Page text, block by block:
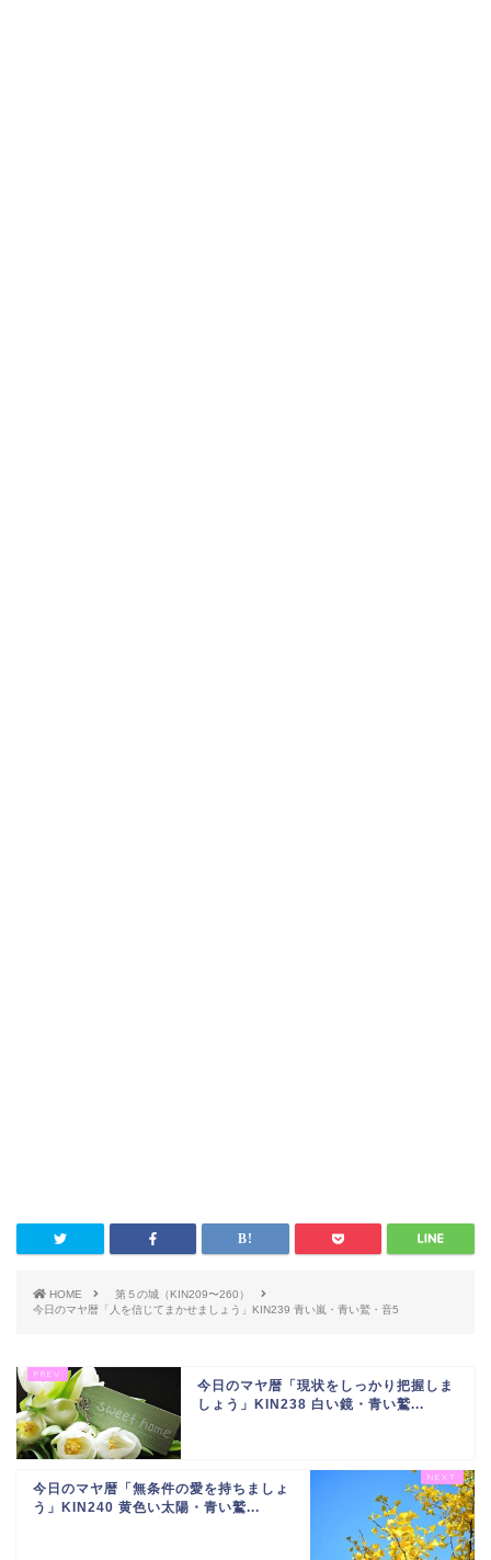
HOME
第５の城（KIN209〜260）
今日のマヤ暦「人を信じてまかせましょう」KIN239 青い嵐・青い鷲・音5
今日のマヤ暦「現状をしっかり把握しま
しょう」KIN238 白い鏡・青い鷲...
今日のマヤ暦「無条件の愛を持ちましょ
う」KIN240 黄色い太陽・青い鷲...